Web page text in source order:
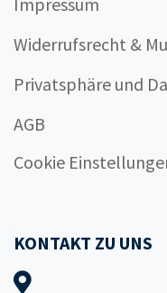
Widerrufsrecht &
Privatsphäre und
AGB
Cookie
KONTAKT ZU UNS